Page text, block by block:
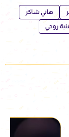
هاني شاكر
روحي